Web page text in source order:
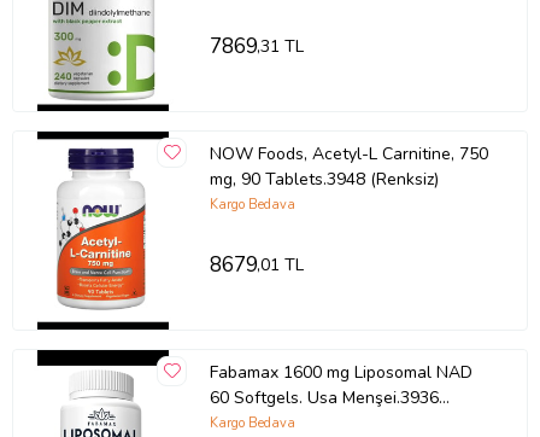
7869,31 TL
NOW Foods, Acetyl-L Carnitine, 750
mg, 90 Tablets.3948 (Renksiz)
Kargo Bedava
8679,01 TL
Fabamax 1600 mg Liposomal NAD
60 Softgels. Usa Menşei.3936
(Renksiz)
Kargo Bedava